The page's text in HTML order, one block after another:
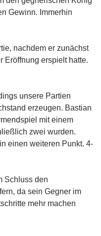
Gewinn. Immerhin
nachdem er zunächst
Eröffnung erspielt hatte.
unsere Partien
erzeugen. Bastian
mit einem
zwei wurden.
einen weiteren Punkt. 4-
Schluss den
da sein Gegner im
mehr machen